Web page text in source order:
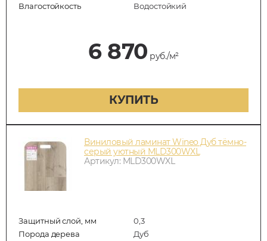
Влагостойкость
Водостойкий
6 870 руб./м²
КУПИТЬ
Виниловый ламинат Wineo Дуб тёмно-
серый уютный MLD300WXL
Артикул: MLD300WXL
Защитный слой, мм
0,3
Порода дерева
Дуб